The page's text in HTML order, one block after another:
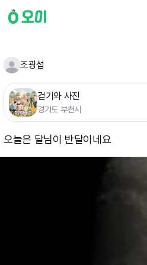
조광섭
걷기와 사진
경기도 부천시
오늘은 달님이 반달이네요